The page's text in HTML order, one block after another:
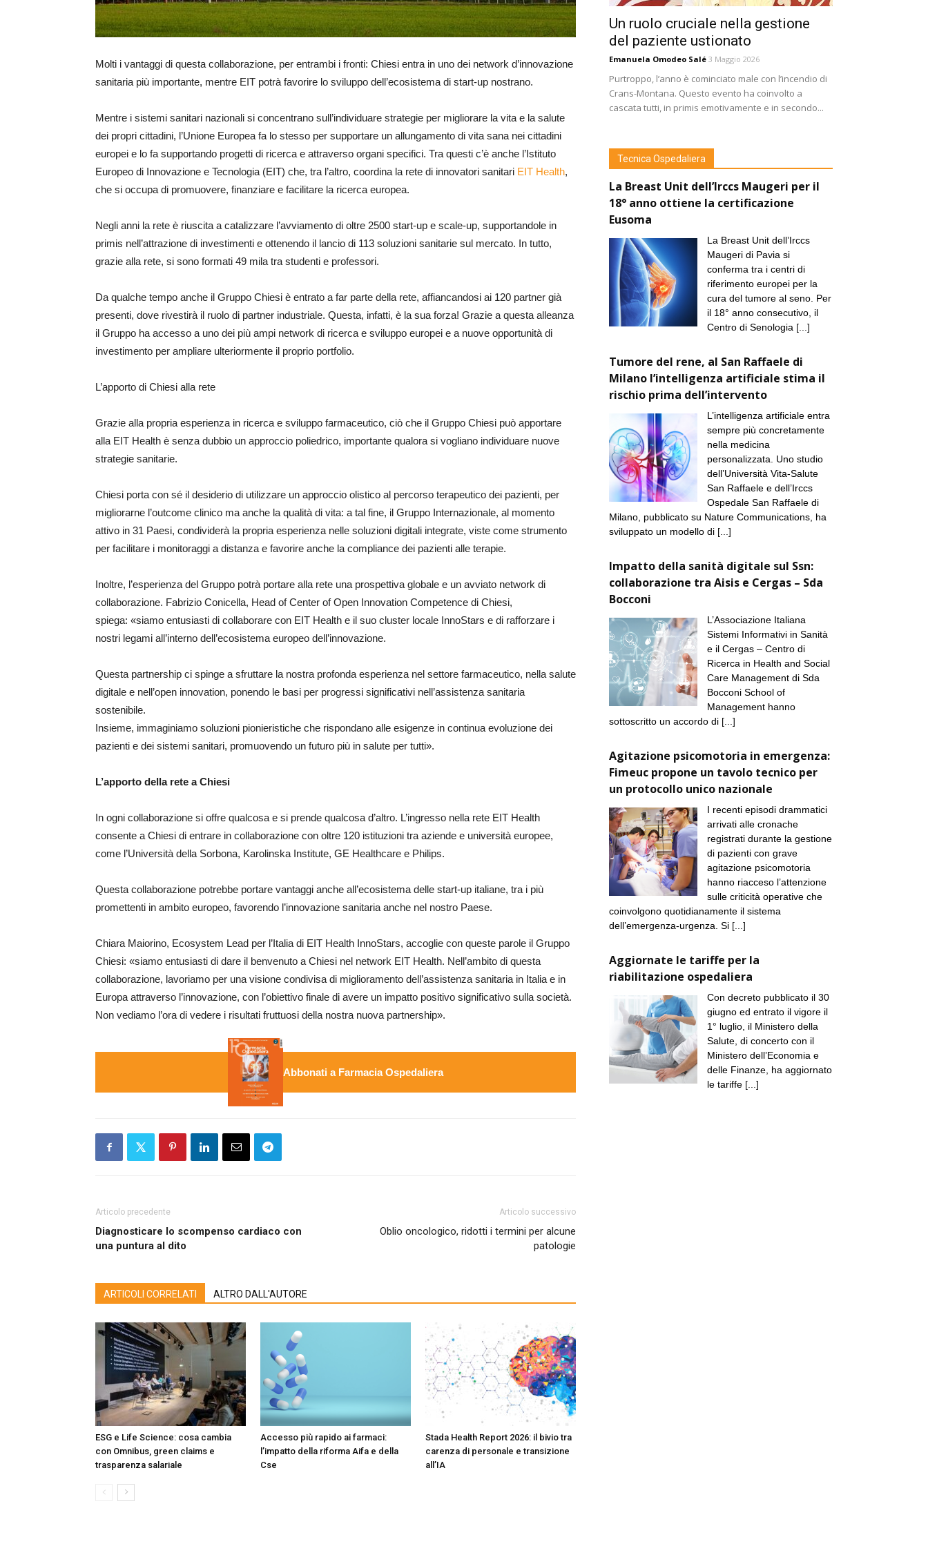
Molti i vantaggi di questa collaborazione, per entrambi i fronti: Chiesi entra in uno dei network d’innovazione
sanitaria più importante, mentre EIT potrà favorire lo sviluppo dell’ecosistema di start-up nostrano.
Mentre i sistemi sanitari nazionali si concentrano sull’individuare strategie per migliorare la vita e la salute
dei propri cittadini, l’Unione Europea fa lo stesso per supportare un allungamento di vita sana nei cittadini
europei e lo fa supportando progetti di ricerca e attraverso organi specifici. Tra questi c’è anche l’Istituto
Europeo di Innovazione e Tecnologia (EIT) che, tra l’altro, coordina la rete di innovatori sanitari EIT Health,
che si occupa di promuovere, finanziare e facilitare la ricerca europea.
Negli anni la rete è riuscita a catalizzare l’avviamento di oltre 2500 start-up e scale-up, supportandole in
primis nell’attrazione di investimenti e ottenendo il lancio di 113 soluzioni sanitarie sul mercato. In tutto,
grazie alla rete, si sono formati 49 mila tra studenti e professori.
Da qualche tempo anche il Gruppo Chiesi è entrato a far parte della rete, affiancandosi ai 120 partner già
presenti, dove rivestirà il ruolo di partner industriale. Questa, infatti, è la sua forza! Grazie a questa alleanza
il Gruppo ha accesso a uno dei più ampi network di ricerca e sviluppo europei e a nuove opportunità di
investimento per ampliare ulteriormente il proprio portfolio.
L’apporto di Chiesi alla rete
Grazie alla propria esperienza in ricerca e sviluppo farmaceutico, ciò che il Gruppo Chiesi può apportare
alla EIT Health è senza dubbio un approccio poliedrico, importante qualora si vogliano individuare nuove
strategie sanitarie.
Chiesi porta con sé il desiderio di utilizzare un approccio olistico al percorso terapeutico dei pazienti, per
migliorarne l’outcome clinico ma anche la qualità di vita: a tal fine, il Gruppo Internazionale, al momento
attivo in 31 Paesi, condividerà la propria esperienza nelle soluzioni digitali integrate, viste come strumento
per facilitare i monitoraggi a distanza e favorire anche la compliance dei pazienti alle terapie.
Inoltre, l’esperienza del Gruppo potrà portare alla rete una prospettiva globale e un avviato network di
collaborazione. Fabrizio Conicella, Head of Center of Open Innovation Competence di Chiesi,
spiega: «siamo entusiasti di collaborare con EIT Health e il suo cluster locale InnoStars e di rafforzare i
nostri legami all’interno dell’ecosistema europeo dell’innovazione.
Questa partnership ci spinge a sfruttare la nostra profonda esperienza nel settore farmaceutico, nella salute
digitale e nell’open innovation, ponendo le basi per progressi significativi nell’assistenza sanitaria
sostenibile.
Insieme, immaginiamo soluzioni pionieristiche che rispondano alle esigenze in continua evoluzione dei
pazienti e dei sistemi sanitari, promuovendo un futuro più in salute per tutti».
L’apporto della rete a Chiesi
In ogni collaborazione si offre qualcosa e si prende qualcosa d’altro. L’ingresso nella rete EIT Health
consente a Chiesi di entrare in collaborazione con oltre 120 istituzioni tra aziende e università europee,
come l’Università della Sorbona, Karolinska Institute, GE Healthcare e Philips.
Questa collaborazione potrebbe portare vantaggi anche all’ecosistema delle start-up italiane, tra i più
promettenti in ambito europeo, favorendo l’innovazione sanitaria anche nel nostro Paese.
Chiara Maiorino, Ecosystem Lead per l’Italia di EIT Health InnoStars, accoglie con queste parole il Gruppo
Chiesi: «siamo entusiasti di dare il benvenuto a Chiesi nel network EIT Health. Nell’ambito di questa
collaborazione, lavoriamo per una visione condivisa di miglioramento dell’assistenza sanitaria in Italia e in
Europa attraverso l’innovazione, con l’obiettivo finale di avere un impatto positivo significativo sulla società.
Non vediamo l’ora di vedere i risultati fruttuosi della nostra nuova partnership».
Abbonati a Farmacia Ospedaliera
Articolo precedente
Diagnosticare lo scompenso cardiaco con
una puntura al dito
Articolo successivo
Oblio oncologico, ridotti i termini per alcune
patologie
ARTICOLI CORRELATI ALTRO DALL'AUTORE
ESG e Life Science: cosa cambia
con Omnibus, green claims e
trasparenza salariale
Accesso più rapido ai farmaci:
l’impatto della riforma Aifa e della
Cse
Stada Health Report 2026: il bivio tra
carenza di personale e transizione
all’IA
Un ruolo cruciale nella gestione
del paziente ustionato
Emanuela Omodeo Salé 3 Maggio 2026
Purtroppo, l’anno è cominciato male con l’incendio di
Crans-Montana. Questo evento ha coinvolto a
cascata tutti, in primis emotivamente e in secondo...
Tecnica Ospedaliera
La Breast Unit dell’Irccs Maugeri per il
18° anno ottiene la certificazione
Eusoma
La Breast Unit dell’Irccs
Maugeri di Pavia si
conferma tra i centri di
riferimento europei per la
cura del tumore al seno. Per
il 18° anno consecutivo, il
Centro di Senologia [...]
Tumore del rene, al San Raffaele di
Milano l’intelligenza artificiale stima il
rischio prima dell’intervento
L’intelligenza artificiale entra
sempre più concretamente
nella medicina
personalizzata. Uno studio
dell’Università Vita-Salute
San Raffaele e dell’Irccs
Ospedale San Raffaele di
Milano, pubblicato su Nature Communications, ha
sviluppato un modello di [...]
Impatto della sanità digitale sul Ssn:
collaborazione tra Aisis e Cergas – Sda
Bocconi
L’Associazione Italiana
Sistemi Informativi in Sanità
e il Cergas – Centro di
Ricerca in Health and Social
Care Management di Sda
Bocconi School of
Management hanno
sottoscritto un accordo di [...]
Agitazione psicomotoria in emergenza:
Fimeuc propone un tavolo tecnico per
un protocollo unico nazionale
I recenti episodi drammatici
arrivati alle cronache
registrati durante la gestione
di pazienti con grave
agitazione psicomotoria
hanno riacceso l’attenzione
sulle criticità operative che
coinvolgono quotidianamente il sistema
dell’emergenza-urgenza. Si [...]
Aggiornate le tariffe per la
riabilitazione ospedaliera
Con decreto pubblicato il 30
giugno ed entrato il vigore il
1° luglio, il Ministero della
Salute, di concerto con il
Ministero dell’Economia e
delle Finanze, ha aggiornato
le tariffe [...]